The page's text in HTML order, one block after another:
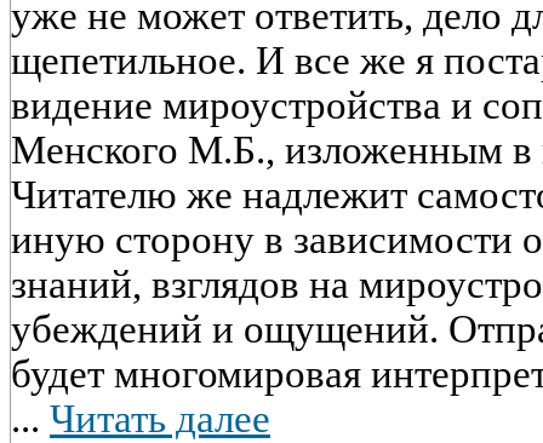
уже не может ответить, дело
щепетильное. И все же я
видение мироустройства и
Менского М.Б., изложенным в
Читателю же надлежит
иную сторону в зависимости
знаний, взглядов на
убеждений и ощущений.
будет многомировая
... Читать далее